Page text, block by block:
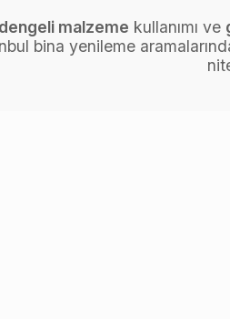
dengeli malzeme kullanımı ve
bina yenileme